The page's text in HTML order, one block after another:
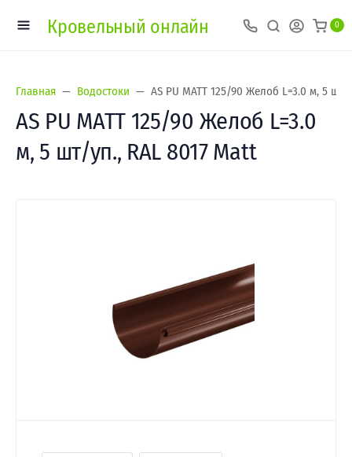
Кровельный онлайн 0
Главная Водостоки AS PU MATT 125/90 Желоб L=3.0 м, 5 шт/
AS PU MATT 125/90 Желоб L=3.0
м, 5 шт/уп., RAL 8017 Matt